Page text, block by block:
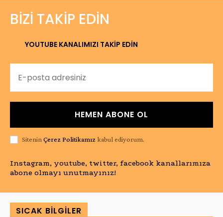
BIZI TAKIP EDIN
YOUTUBE KANALIMIZI TAKİP EDİN
HEMEN ABONE OL
Sitenin Çerez Politikamızkabul ediyorum.
Instagram, youtube, twitter, facebook kanallarımıza
abone olmayı unutmayınız!
SICAK BILGILER